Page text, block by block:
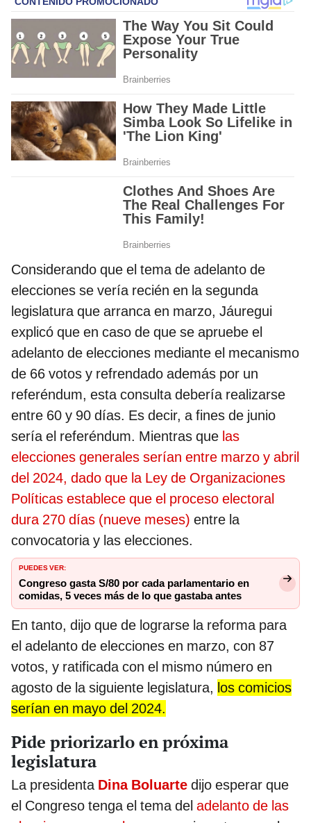
Considerando que el tema de adelanto de
elecciones se vería recién en la segunda
legislatura que arranca en marzo, Jáuregui
explicó que en caso de que se apruebe el
adelanto de elecciones mediante el mecanismo
de 66 votos y refrendado además por un
referéndum, esta consulta debería realizarse
entre 60 y 90 días. Es decir, a fines de junio
sería el referéndum. Mientras que las
elecciones generales serían entre marzo y abril
del 2024, dado que la Ley de Organizaciones
Políticas establece que el proceso electoral
dura 270 días (nueve meses) entre la
convocatoria y las elecciones.
PUEDES VER:
Congreso gasta S/80 por cada parlamentario en
comidas, 5 veces más de lo que gastaba antes
En tanto, dijo que de lograrse la reforma para
el adelanto de elecciones en marzo, con 87
votos, y ratificada con el mismo número en
agosto de la siguiente legislatura, los comicios
serían en mayo del 2024.
Pide priorizarlo en próxima
legislatura
La presidenta Dina Boluarte dijo esperar que
el Congreso tenga el tema del adelanto de las